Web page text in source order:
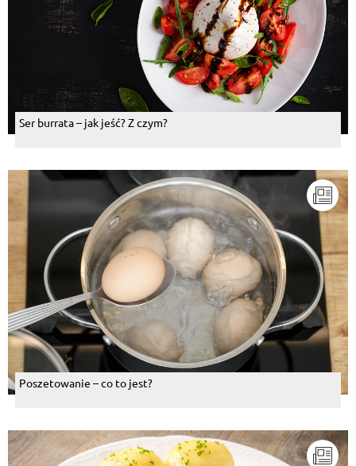
Ser burrata – jak jeść? Z czym?
Poszetowanie – co to jest?